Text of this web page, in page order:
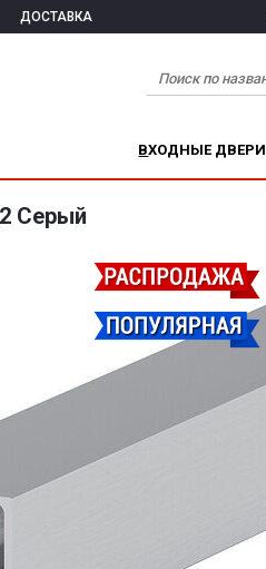
ДОСТАВКА
ВХОДНЫЕ ДВЕРИ
Серый